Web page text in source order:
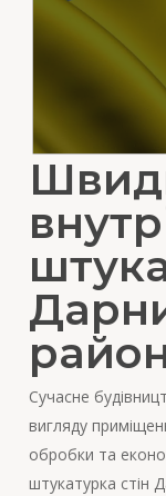
Сучасне
вигляду
обробки та
штукатурка стін